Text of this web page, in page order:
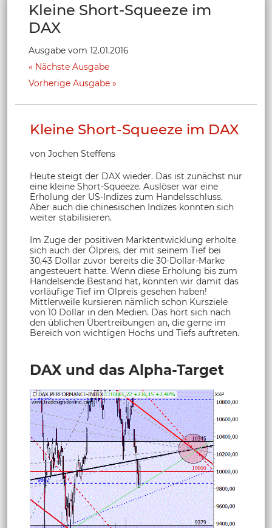
Kleine Short-Squeeze im
DAX
Ausgabe vom 12.01.2016
Nächste Ausgabe
Vorherige Ausgabe
Kleine Short-Squeeze im DAX
von Jochen Steffens
Heute steigt der DAX wieder. Das ist zunächst nur
eine kleine Short-Squeeze. Auslöser war eine
Erholung der US-Indizes zum Handelsschluss.
Aber auch die chinesischen Indizes konnten sich
weiter stabilisieren.
Im Zuge der positiven Marktentwicklung erholte
sich auch der Ölpreis, der mit seinem Tief bei
30,43 Dollar zuvor bereits die 30-Dollar-Marke
angesteuert hatte. Wenn diese Erholung bis zum
Handelsende Bestand hat, könnten wir damit das
vorläufige Tief im Ölpreis gesehen haben!
Mittlerweile kursieren nämlich schon Kursziele
von 10 Dollar in den Medien. Das hört sich nach
den üblichen Übertreibungen an, die gerne im
Bereich von wichtigen Hochs und Tiefs auftreten.
DAX und das Alpha-Target